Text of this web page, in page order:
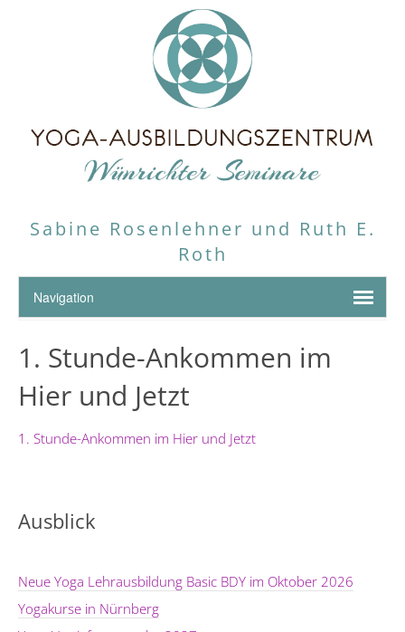
Sabine Rosenlehner und Ruth E.
Roth
1. Stunde-Ankommen im
Hier und Jetzt
1. Stunde-Ankommen im Hier und Jetzt
Ausblick
Neue Yoga Lehrausbildung Basic BDY im Oktober 2026
Yogakurse in Nürnberg